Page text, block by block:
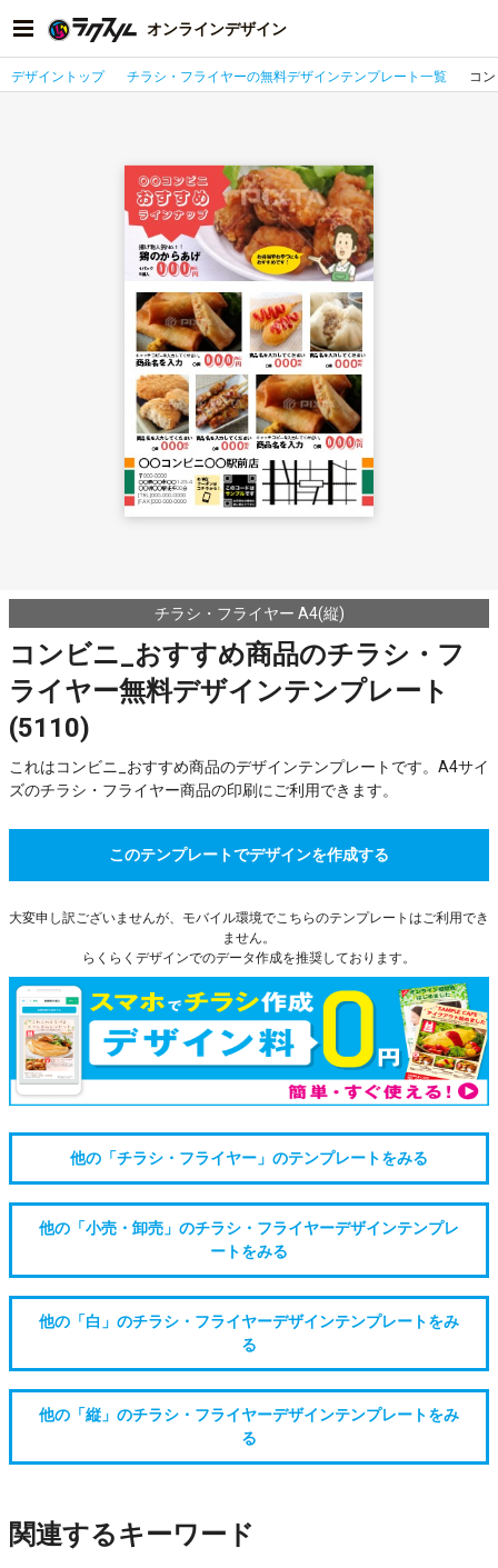
オンラインデザイン
デザイントップ チラシ・フライヤーの無料デザインテンプレート一覧 コ
チラシ・フライヤー A4(縦)
コンビニ_おすすめ商品のチラシ・フ
ライヤー無料デザインテンプレート
(5110)
これはコンビニ_おすすめ商品のデザインテンプレートです。A4サイ
ズのチラシ・フライヤー商品の印刷にご利用できます。
このテンプレートでデザインを作成する
大変申し訳ございませんが、モバイル環境でこちらのテンプレートはご利用でき
ません。
らくらくデザインでのデータ作成を推奨しております。
他の「チラシ・フライヤー」のテンプレートをみる
他の「小売・卸売」のチラシ・フライヤーデザインテンプレ
ートをみる
他の「白」のチラシ・フライヤーデザインテンプレートをみ
る
他の「縦」のチラシ・フライヤーデザインテンプレートをみ
る
関連するキーワード